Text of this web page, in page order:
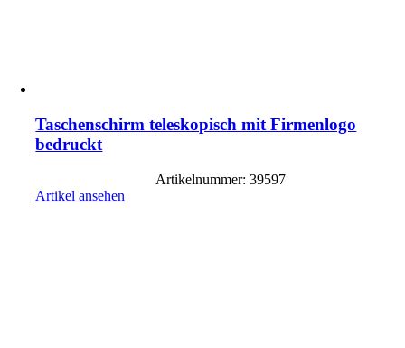
Taschenschirm teleskopisch mit Firmenlogo
bedruckt
Artikelnummer: 39597
Artikel ansehen